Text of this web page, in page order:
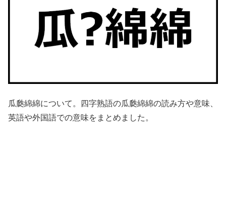
瓜瓞綿綿について。四字熟語の瓜瓞綿綿の読み方や意味、
英語や外国語での意味をまとめました。